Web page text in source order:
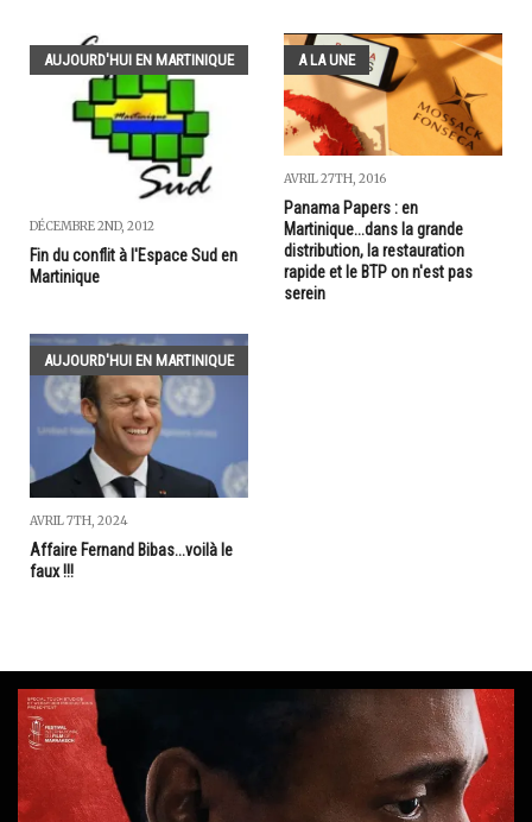
AUJOURD'HUI EN MARTINIQUE
DÉCEMBRE 2ND, 2012
Fin du conflit à l'Espace Sud en
Martinique
A LA UNE
AVRIL 27TH, 2016
Panama Papers : en
Martinique...dans la grande
distribution, la restauration
rapide et le BTP on n'est pas
serein
AUJOURD'HUI EN MARTINIQUE
AVRIL 7TH, 2024
Affaire Fernand Bibas...voilà le
faux !!!